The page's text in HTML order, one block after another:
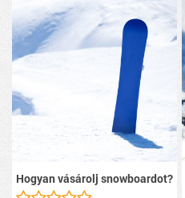
Hogyan vásárolj snowboardot?